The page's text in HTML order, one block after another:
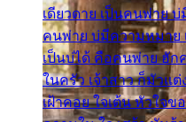
เดียวดาย เป็นคนพ่าย บ่
คนพ่าย บ่มีความหมาย เ
เป็นบ่ได้ คือคนพ่าย ฮัก
ในครัว เจ้าสาว ก็มัวแต่
เฝ้าคอย ใจเต้น หัวใจข